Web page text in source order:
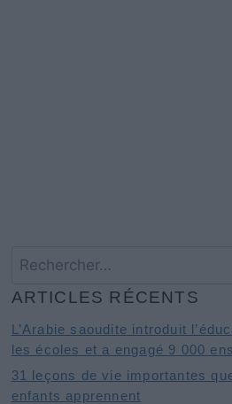
Rechercher :
ARTICLES RÉCENTS
L’Arabie saoudite introduit
les écoles et a engagé 9 000
31 leçons de vie importantes
enfants apprennent